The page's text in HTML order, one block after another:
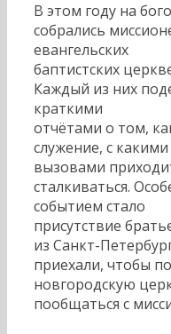
В этом году на
собрались
евангельских
баптистских
Каждый из них
краткими
отчётами о том,
служение, с
вызовами
сталкиваться.
событием стало
присутствие
из Санкт-
приехали, чтобы
новгородскую
пообщаться с